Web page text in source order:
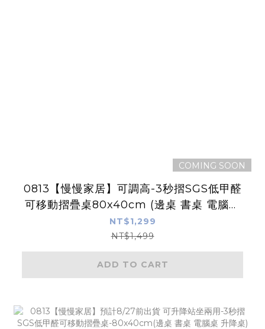
COMING SOON
0813【慢慢家居】可調高-3秒摺SGS低甲醛
可移動摺疊桌80x40cm (邊桌 書桌 電腦桌
升降桌)
NT$1,299
NT$1,499
ADD TO CART